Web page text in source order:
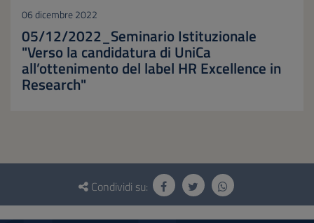
06 dicembre 2022
05/12/2022_Seminario Istituzionale
"Verso la candidatura di UniCa
all’ottenimento del label HR Excellence in
Research"
Questionario
social
Condividi su: